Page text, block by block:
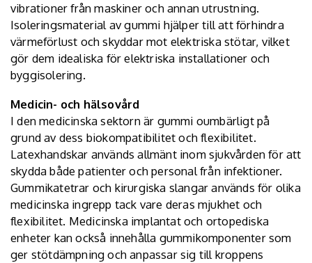
vibrationer från maskiner och annan utrustning.
Isoleringsmaterial av gummi hjälper till att förhindra
värmeförlust och skyddar mot elektriska stötar, vilket
gör dem idealiska för elektriska installationer och
byggisolering.
Medicin- och hälsovård
I den medicinska sektorn är gummi oumbärligt på
grund av dess biokompatibilitet och flexibilitet.
Latexhandskar används allmänt inom sjukvården för att
skydda både patienter och personal från infektioner.
Gummikatetrar och kirurgiska slangar används för olika
medicinska ingrepp tack vare deras mjukhet och
flexibilitet. Medicinska implantat och ortopediska
enheter kan också innehålla gummikomponenter som
ger stötdämpning och anpassar sig till kroppens